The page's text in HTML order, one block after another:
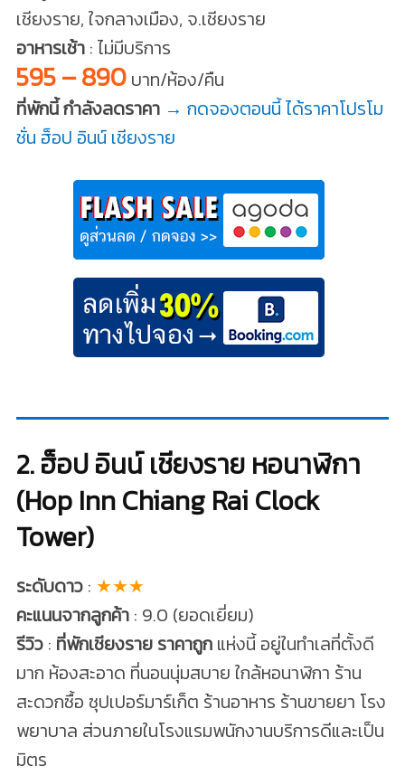
เชียงราย, ใจกลางเมือง, จ.เชียงราย
อาหารเช้า: ไม่มีบริการ
595 – 890บาท/ห้อง/คืน
ที่พักนี้ กำลังลดราคา → กดจองตอนนี้ ได้ราคาโปรโม
ชั่น ฮ็อป อินน์ เชียงราย
2. ฮ็อป อินน์ เชียงราย หอนาฬิกา
(Hop Inn Chiang Rai Clock
Tower)
ระดับดาว: ★★★
คะแนนจากลูกค้า : 9.0 (ยอดเยี่ยม)
รีวิว: ที่พักเชียงราย ราคาถูกแห่งนี้ อยู่ในทำเลที่ตั้งดี
มาก ห้องสะอาด ที่นอนนุ่มสบาย ใกล้หอนาฬิกา ร้าน
สะดวกซื้อ ซุปเปอร์มาร์เก็ต ร้านอาหาร ร้านขายยา โรง
พยาบาล ส่วนภายในโรงแรมพนักงานบริการดีและเป็น
มิตร